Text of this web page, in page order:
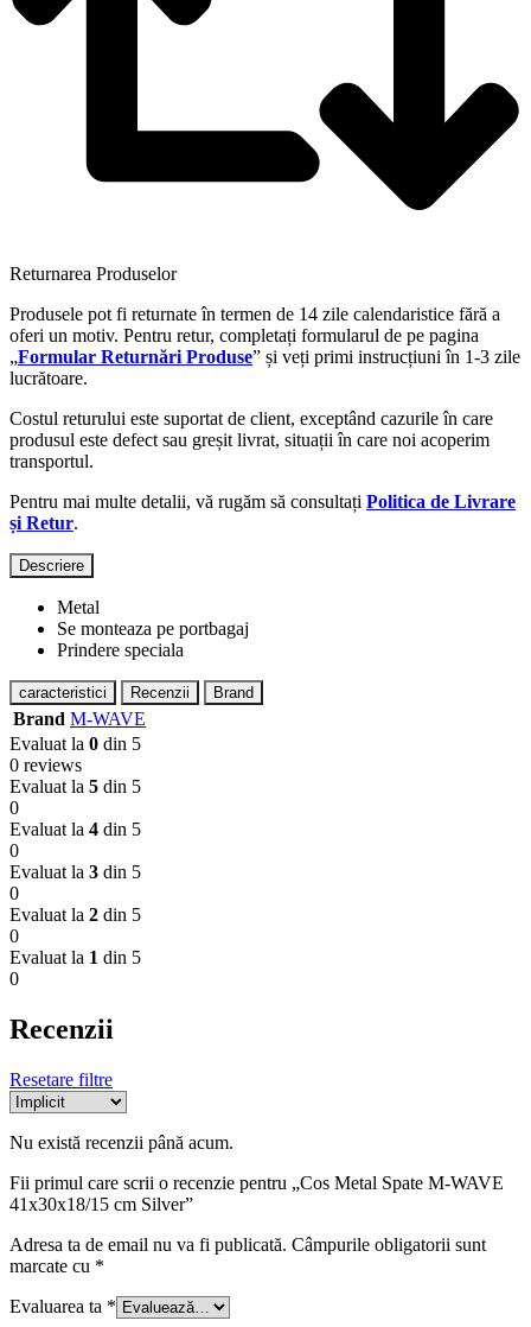
Returnarea Produselor
Produsele pot fi returnate în termen de 14 zile calendaristice fără a
oferi un motiv. Pentru retur, completați formularul de pe pagina
„Formular Returnări Produse” și veți primi instrucțiuni în 1-3 zile
lucrătoare.
Costul returului este suportat de client, exceptând cazurile în care
produsul este defect sau greșit livrat, situații în care noi acoperim
transportul.
Pentru mai multe detalii, vă rugăm să consultați Politica de Livrare
și Retur.
Descriere
Metal
Se monteaza pe portbagaj
Prindere speciala
caracteristici Recenzii Brand
Brand M-WAVE
Evaluat la 0 din 5
0 reviews
Evaluat la 5 din 5
0
Evaluat la 4 din 5
0
Evaluat la 3 din 5
0
Evaluat la 2 din 5
0
Evaluat la 1 din 5
0
Recenzii
Resetare filtre
Nu există recenzii până acum.
Fii primul care scrii o recenzie pentru „Cos Metal Spate M-WAVE
41x30x18/15 cm Silver”
Adresa ta de email nu va fi publicată. Câmpurile obligatorii sunt
marcate cu *
Evaluarea ta *